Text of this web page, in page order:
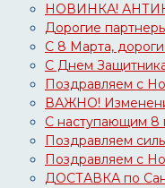
НОВИНКА!
Дорогие
С 8 Марта,
С Днем
Поздравляем с
ВАЖНО!
С наступающим 8
Поздравляем
Поздравляем с
ДОСТАВКА по